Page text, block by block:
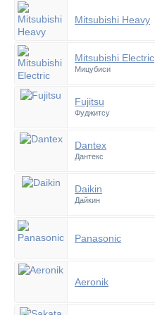
Mitsubishi Heavy
Mitsubishi Electric
Мицубиси
Fujitsu
Фуджитсу
Dantex
Дантекс
Daikin
Дайкин
Panasonic
Aeronik